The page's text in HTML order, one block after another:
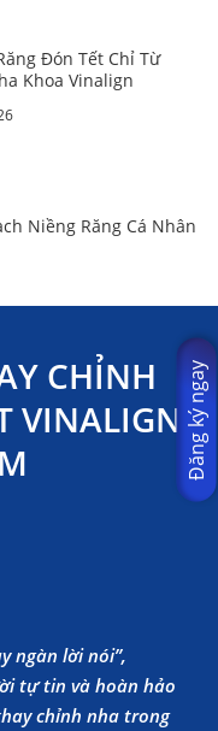
Đón Tết Chỉ Từ
Khoa Vinalign
Niềng Răng Cá Nhân
CHỈNH
VINALIGN
ngàn lời nói”,
tự tin và hoàn hảo
chỉnh nha trong
Đăng ký ngay